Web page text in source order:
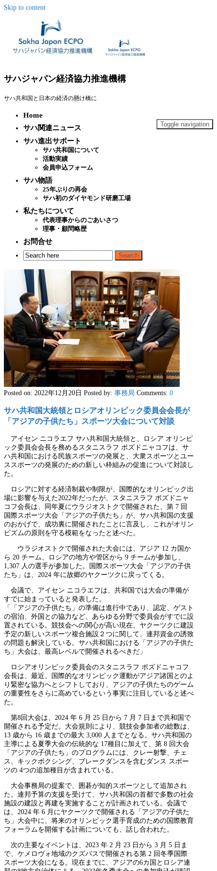
Skip to content
サハジャパン経済協力推進機構
サハ共和国と日本の経済の懸け橋に
Toggle navigation
Home
サハ関連ニュース
サハ進出サポート
サハ共和国について
活動実績
会員申込フォーム
サハ物語
25年ぶりの再会
サハ初のダイヤモンド研磨工場
私たちについて
代表理事からのごあいさつ
理事・顧問略歴
お問合せ
Posted on: 2022年12月20日 Posted by: 事務局 Comments: 0
サハ共和国大統領とロシアオリンピック委員会会長が
「アジアの子供たち」スポーツ大会について対談
アイセン ニコラエフ サハ共和国大統領と、ロシア オリンピ
ック委員会会長を務めるスタニスラフ ポズドニャコフは、サ
ハ共和国における民族スポーツの発展と、大衆スポーツとユー
ススポーツの発展のための新しい枠組みの促進について対談し
た。
ロシアに対する経済制裁や制限が、国際的なオリンピック出
場に影響を与えた2022年だったが、スタニスラフ ポズドニャ
コフ会長は、同年夏にウラジオストクで開催された、第 7 回
国際スポーツ大会「アジアの子供たち」が、サハ共和国の支援
のおかげで、成功裏に開催されたことに言及し、これがオリン
ピズムの原則を守る模範をなったと述べた。
ウラジオストクで開催された大会には、アジア 12 カ国か
ら 20 チーム、ロシアの地方や管区から 9 チームが参加し、
1,307 人の選手が参加した。国際スポーツ大会「アジアの子供
たち」は、2024 年に故郷のヤクーツクに戻ってくる。
会議で、アイセン ニコラエフは、共和国では大会の準備が
すでに始まっていると発表した。
「「アジアの子供たち」の準備は進行中であり、認定、ゲスト
の宿泊、外国との協力など、あらゆる分野で委員会がすでに設
置されている。競技会への関心が高い現在、ヤクーツクに建設
予定の新しいスポーツ複合施設２つに関して、連邦資金の誘致
の問題も解決している。サハ共和国における「アジアの子供た
ち」大会は、最高レベルで開催されるべきだ」
ロシアオリンピック委員会のスタニスラフ ポズドニャコフ
会長は、最近、国際的なオリンピック運動がアジア諸国とのよ
り緊密な協力へとシフトしており、アジアの子供たちのゲーム
の重要性をさらに高めているという事実に注目していると述べ
た。
第8回大会は、2024 年 6 月 25 日から 7 月 7 日まで共和国で
開催される予定だ。大会規則により、競技会参加者の総数は、
13 歳から 16 歳までの最大 3,000 人までとなる。サハ共和国の
主導による夏季大会の伝統的な 17種目に加えて、第 8 回大会
「アジアの子供たち」のプログラムには、クレー射撃、チェ
ス、キックボクシング、ブレークダンスを含むダンス スポー
ツの 4つの追加種目が含まれている。
大会事務局の提案で、囲碁が知的スポーツとして追加され
た。連邦予算の支援を受けて、サハ共和国の首都で多数の社会
施設の建設と再建を実施することが計画されている。会議で
は、2024 年 6 月にヤクーツクで開催される「アジアの子供た
ち」大会中に、将来のオリンピック選手育成のための国際教育
フォーラムを開催する計画についても、話し合われた。
次の主要なイベントは、2023 年 2 月 23 日から 3 月 5 日ま
で、ケメロヴォ地域のクズバスで開催される第 2 回冬季国際
スポーツ大会になる。現在までに、アジアの6カ国とロシア連